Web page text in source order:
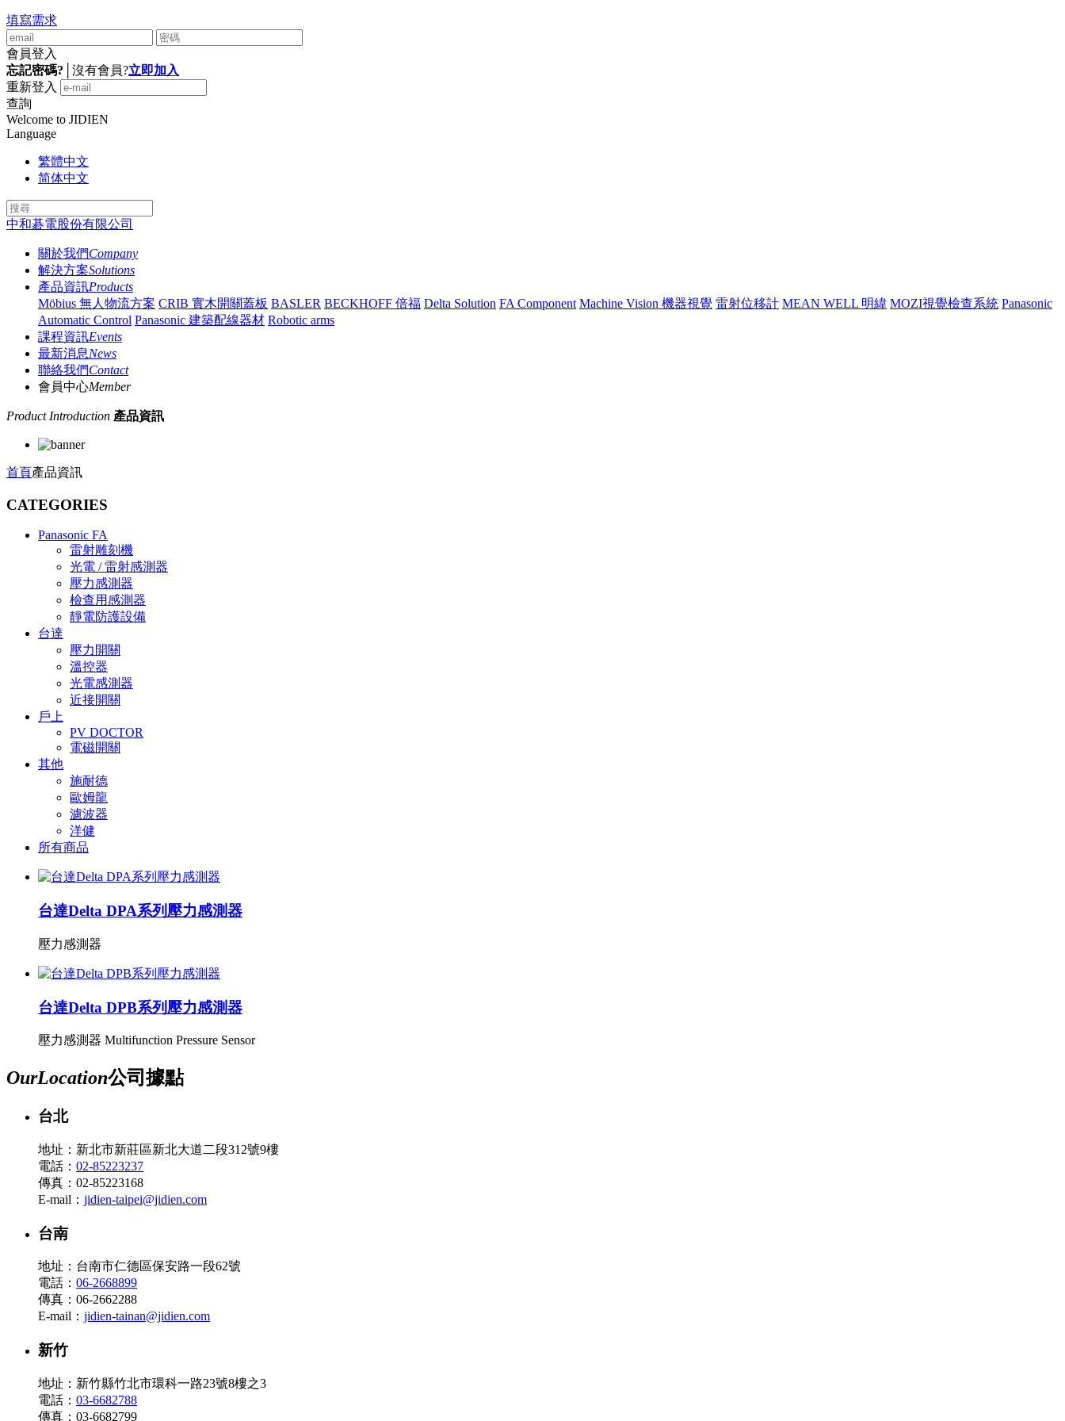
填寫需求
會員登入
忘記密碼?
沒有會員?立即加入
重新登入
查詢
Welcome to JIDIEN
Language
繁體中文
简体中文
中和碁電股份有限公司
關於我們Company
解決方案Solutions
產品資訊Products
Möbius 無人物流方案 CRIB 實木開關蓋板 BASLER BECKHOFF 倍福 Delta Solution FA Component Machine Vision 機器視覺 雷射位移計 MEAN WELL 明緯 MOZI視覺檢查系統 Panasonic
Automatic Control Panasonic 建築配線器材 Robotic arms
課程資訊Events
最新消息News
聯絡我們Contact
會員中心Member
Product Introduction 產品資訊
首頁產品資訊
CATEGORIES
Panasonic FA
雷射雕刻機
光電 / 雷射感測器
壓力感測器
檢查用感測器
靜電防護設備
台達
壓力開關
溫控器
光電感測器
近接開關
戶上
PV DOCTOR
電磁開關
其他
施耐德
歐姆龍
濾波器
洋健
所有商品
台達Delta DPA系列壓力感測器
壓力感測器
台達Delta DPB系列壓力感測器
壓力感測器 Multifunction Pressure Sensor
OurLocation公司據點
台北
地址：新北市新莊區新北大道二段312號9樓
電話： 02-85223237
傳真：02-85223168
E-mail： jidien-taipei@jidien.com
台南
地址：台南市仁德區保安路一段62號
電話： 06-2668899
傳真：06-2662288
E-mail： jidien-tainan@jidien.com
新竹
地址：新竹縣竹北市環科一路23號8樓之3
電話： 03-6682788
傳真：03-6682799